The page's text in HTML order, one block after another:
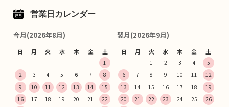
営業日カレンダー
今月(2026年8月)
日 月 火 水 木 金 土
1
2
3 4 5 6 7
8
9
10 11 12 13 14
15
16
17 18 19 20 21
22
翌月(2026年9月)
日 月 火 水 木 金 土
1 2 3 4
5
6
7 8 9 10 11
12
13
14 15 16 17 18
19
20
21 22 23 24 25
26